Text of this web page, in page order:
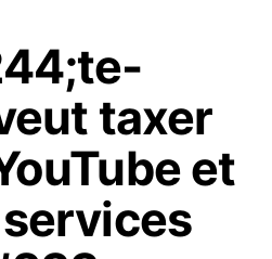
taxer
et